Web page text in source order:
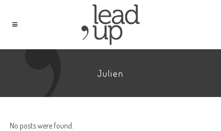
Julien
No posts were found.